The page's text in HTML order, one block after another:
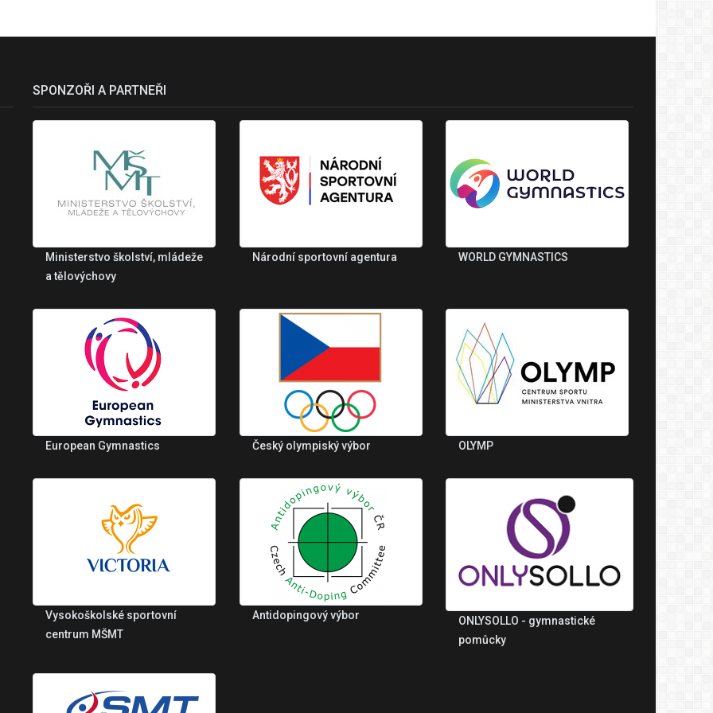
SPONZOŘI A PARTNEŘI
Ministerstvo školství, mládeže
a tělovýchovy
Národní sportovní agentura WORLD GYMNASTICS
European Gymnastics Český olympiský výbor OLYMP
Vysokoškolské sportovní
centrum MŠMT
Antidopingový výbor
ONLYSOLLO - gymnastické
pomůcky